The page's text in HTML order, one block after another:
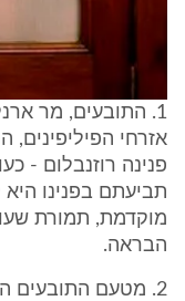
1. התובעים, מר
אזרחי
פנינה רוזנבלום -
תביעתם בפנינו
מוקדמת, תמורת
הבראה.
2. מטעם התובעים